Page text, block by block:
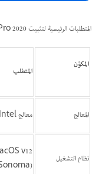
المتطلبات الرئيسية لتثبيت Acrobat Pro 2020 على نظام macOS:
المكوّن
المتطلب
المعالج معالج Intel؛ معالج Apple Silicon الطرازان M1، وM2
نظام التشغيل
‏(Sonoma) أو ‏macOS v15 ‏(Sequoia)